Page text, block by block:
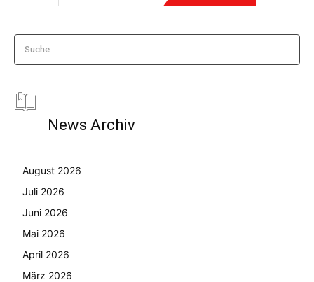
Suche
News Archiv
August 2026
Juli 2026
Juni 2026
Mai 2026
April 2026
März 2026